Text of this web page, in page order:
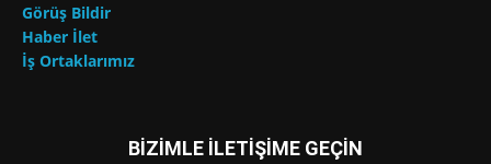
Görüş Bildir
Haber İlet
İş Ortaklarımız
BİZİMLE İLETİŞİME GEÇİN